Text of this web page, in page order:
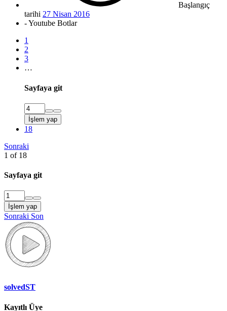
Başlangıç
tarihi 27 Nisan 2016
- Youtube Botlar
1
2
3
…
Sayfaya git
İşlem yap
18
Sonraki
1 of 18
Sayfaya git
İşlem yap
Sonraki Son
solvedST
Kayıtlı Üye